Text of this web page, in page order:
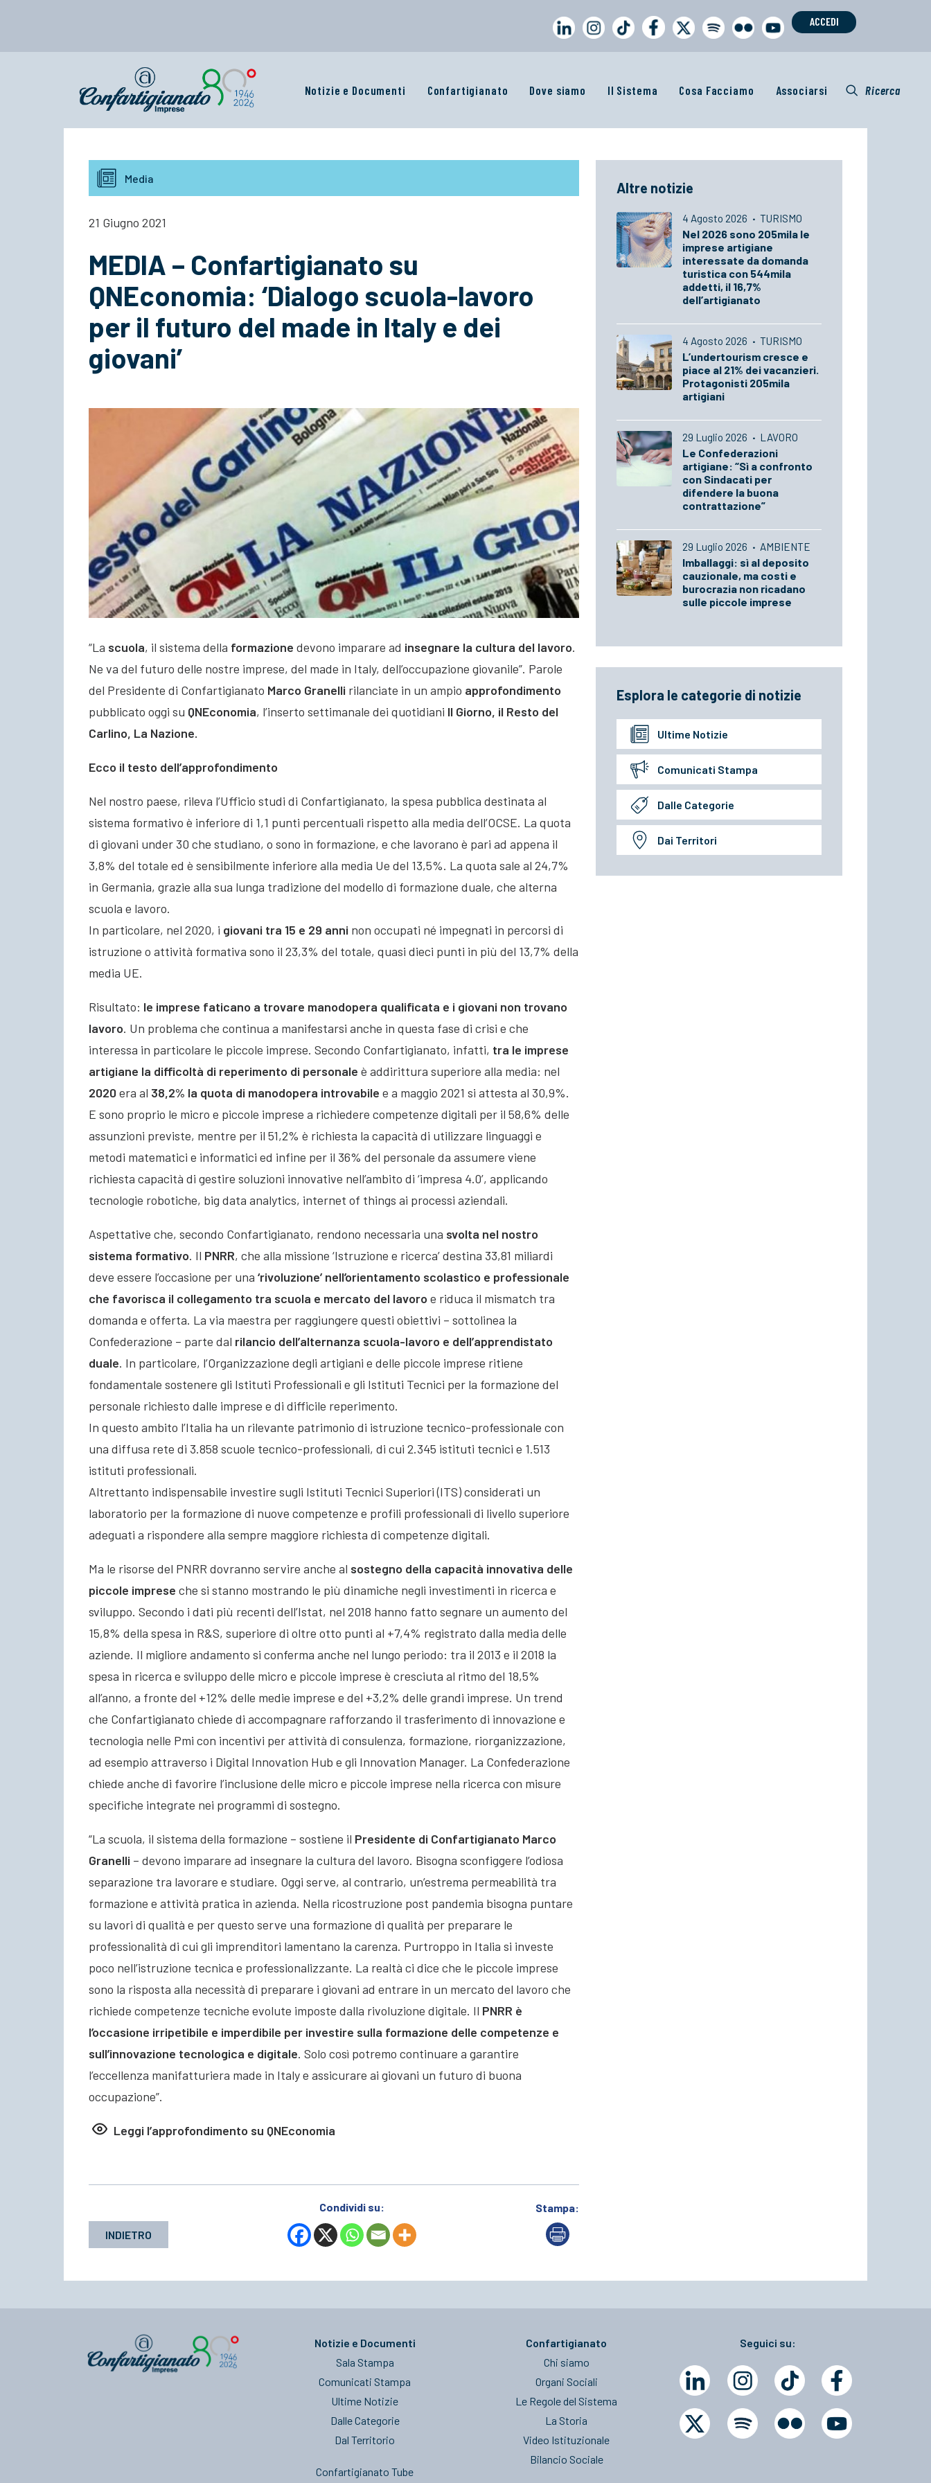
ACCEDI
Notizie e Documenti Confartigianato Dove siamo Il Sistema Cosa Facciamo Associarsi Ricerca
Media
21 Giugno 2021
MEDIA – Confartigianato su
QNEconomia: ‘Dialogo scuola-lavoro
per il futuro del made in Italy e dei
giovani’
“La scuola, il sistema della formazione devono imparare ad insegnare la cultura del lavoro.
Ne va del futuro delle nostre imprese, del made in Italy, dell’occupazione giovanile”. Parole
del Presidente di Confartigianato Marco Granelli rilanciate in un ampio approfondimento
pubblicato oggi su QNEconomia, l’inserto settimanale dei quotidiani Il Giorno, il Resto del
Carlino, La Nazione.
Ecco il testo dell’approfondimento
Nel nostro paese, rileva l’Ufficio studi di Confartigianato, la spesa pubblica destinata al
sistema formativo è inferiore di 1,1 punti percentuali rispetto alla media dell’OCSE. La quota
di giovani under 30 che studiano, o sono in formazione, e che lavorano è pari ad appena il
3,8% del totale ed è sensibilmente inferiore alla media Ue del 13,5%. La quota sale al 24,7%
in Germania, grazie alla sua lunga tradizione del modello di formazione duale, che alterna
scuola e lavoro.
In particolare, nel 2020, i giovani tra 15 e 29 anni non occupati né impegnati in percorsi di
istruzione o attività formativa sono il 23,3% del totale, quasi dieci punti in più del 13,7% della
media UE.
Risultato: le imprese faticano a trovare manodopera qualificata e i giovani non trovano
lavoro. Un problema che continua a manifestarsi anche in questa fase di crisi e che
interessa in particolare le piccole imprese. Secondo Confartigianato, infatti, tra le imprese
artigiane la difficoltà di reperimento di personale è addirittura superiore alla media: nel
2020 era al 38,2% la quota di manodopera introvabile e a maggio 2021 si attesta al 30,9%.
E sono proprio le micro e piccole imprese a richiedere competenze digitali per il 58,6% delle
assunzioni previste, mentre per il 51,2% è richiesta la capacità di utilizzare linguaggi e
metodi matematici e informatici ed infine per il 36% del personale da assumere viene
richiesta capacità di gestire soluzioni innovative nell’ambito di ‘impresa 4.0’, applicando
tecnologie robotiche, big data analytics, internet of things ai processi aziendali.
Aspettative che, secondo Confartigianato, rendono necessaria una svolta nel nostro
sistema formativo. Il PNRR, che alla missione ‘Istruzione e ricerca’ destina 33,81 miliardi
deve essere l’occasione per una ‘rivoluzione’ nell’orientamento scolastico e professionale
che favorisca il collegamento tra scuola e mercato del lavoro e riduca il mismatch tra
domanda e offerta. La via maestra per raggiungere questi obiettivi – sottolinea la
Confederazione – parte dal rilancio dell’alternanza scuola-lavoro e dell’apprendistato
duale. In particolare, l’Organizzazione degli artigiani e delle piccole imprese ritiene
fondamentale sostenere gli Istituti Professionali e gli Istituti Tecnici per la formazione del
personale richiesto dalle imprese e di difficile reperimento.
In questo ambito l’Italia ha un rilevante patrimonio di istruzione tecnico-professionale con
una diffusa rete di 3.858 scuole tecnico-professionali, di cui 2.345 istituti tecnici e 1.513
istituti professionali.
Altrettanto indispensabile investire sugli Istituti Tecnici Superiori (ITS) considerati un
laboratorio per la formazione di nuove competenze e profili professionali di livello superiore
adeguati a rispondere alla sempre maggiore richiesta di competenze digitali.
Ma le risorse del PNRR dovranno servire anche al sostegno della capacità innovativa delle
piccole imprese che si stanno mostrando le più dinamiche negli investimenti in ricerca e
sviluppo. Secondo i dati più recenti dell’Istat, nel 2018 hanno fatto segnare un aumento del
15,8% della spesa in R&S, superiore di oltre otto punti al +7,4% registrato dalla media delle
aziende. Il migliore andamento si conferma anche nel lungo periodo: tra il 2013 e il 2018 la
spesa in ricerca e sviluppo delle micro e piccole imprese è cresciuta al ritmo del 18,5%
all’anno, a fronte del +12% delle medie imprese e del +3,2% delle grandi imprese. Un trend
che Confartigianato chiede di accompagnare rafforzando il trasferimento di innovazione e
tecnologia nelle Pmi con incentivi per attività di consulenza, formazione, riorganizzazione,
ad esempio attraverso i Digital Innovation Hub e gli Innovation Manager. La Confederazione
chiede anche di favorire l’inclusione delle micro e piccole imprese nella ricerca con misure
specifiche integrate nei programmi di sostegno.
“La scuola, il sistema della formazione – sostiene il Presidente di Confartigianato Marco
Granelli – devono imparare ad insegnare la cultura del lavoro. Bisogna sconfiggere l’odiosa
separazione tra lavorare e studiare. Oggi serve, al contrario, un’estrema permeabilità tra
formazione e attività pratica in azienda. Nella ricostruzione post pandemia bisogna puntare
su lavori di qualità e per questo serve una formazione di qualità per preparare le
professionalità di cui gli imprenditori lamentano la carenza. Purtroppo in Italia si investe
poco nell’istruzione tecnica e professionalizzante. La realtà ci dice che le piccole imprese
sono la risposta alla necessità di preparare i giovani ad entrare in un mercato del lavoro che
richiede competenze tecniche evolute imposte dalla rivoluzione digitale. Il PNRR è
l’occasione irripetibile e imperdibile per investire sulla formazione delle competenze e
sull’innovazione tecnologica e digitale. Solo così potremo continuare a garantire
l’eccellenza manifatturiera made in Italy e assicurare ai giovani un futuro di buona
occupazione”.
Leggi l’approfondimento su QNEconomia
INDIETRO
Condividi su: Stampa:
Altre notizie
4 Agosto 2026 · TURISMO
Nel 2026 sono 205mila le
imprese artigiane
interessate da domanda
turistica con 544mila
addetti, il 16,7%
dell’artigianato
4 Agosto 2026 · TURISMO
L’undertourism cresce e
piace al 21% dei vacanzieri.
Protagonisti 205mila
artigiani
29 Luglio 2026 · LAVORO
Le Confederazioni
artigiane: “Sì a confronto
con Sindacati per
difendere la buona
contrattazione”
29 Luglio 2026 · AMBIENTE
Imballaggi: sì al deposito
cauzionale, ma costi e
burocrazia non ricadano
sulle piccole imprese
Esplora le categorie di notizie
Ultime Notizie
Comunicati Stampa
Dalle Categorie
Dai Territori
Notizie e Documenti
Sala Stampa
Comunicati Stampa
Ultime Notizie
Dalle Categorie
Dal Territorio
Confartigianato Tube
Confartigianato
Chi siamo
Organi Sociali
Le Regole del Sistema
La Storia
Video Istituzionale
Bilancio Sociale
Seguici su: